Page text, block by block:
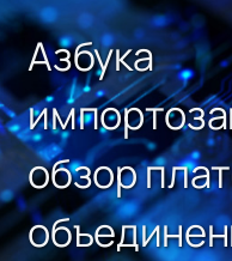
Азбука
обзор